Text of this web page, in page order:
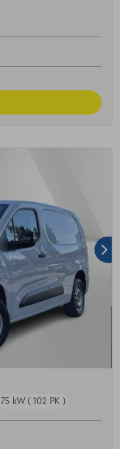
75 kW ( 102 PK )